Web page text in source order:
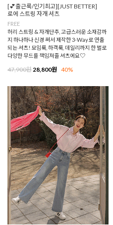
[💕출근룩/인기최고][JUST BETTER]
로에 스트링 자개 셔츠
FREE
허리 스트링 & 자개단추, 고급스러운 소재감까
지 하나하나 신경 써서 제작한 3-Way로 연출
되는 셔츠! 모임룩, 하객룩, 데일리까지 한 벌로
다양한 무드를 책임져줄 셔츠에요♡
47,900원 28,800원 40%